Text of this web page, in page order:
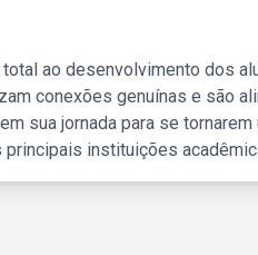
ao desenvolvimento dos
conexões genuínas e são
sua jornada para se
instituições